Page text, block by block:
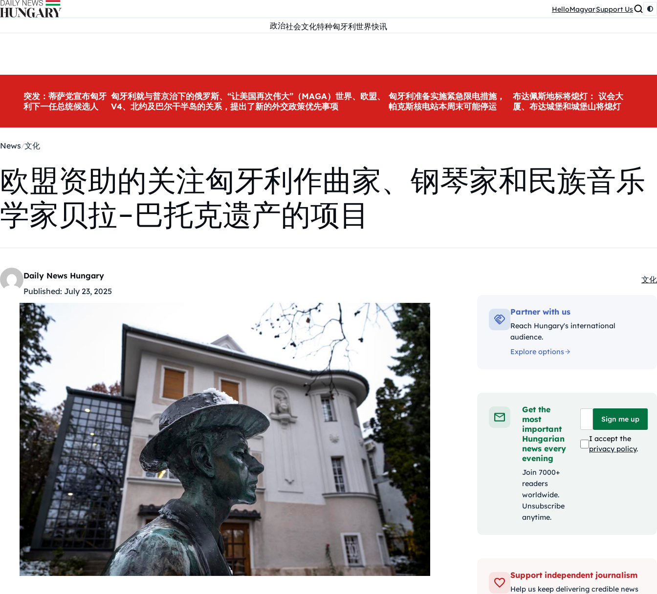
Skip to content HelloMagyarSupport Us
政治社会文化特种匈牙利世界快讯
突发：蒂萨党宣布匈牙
利下一任总统候选人
匈牙利就与普京治下的俄罗斯、“让美国再次伟大”（MAGA）世界、欧盟、
V4、北约及巴尔干半岛的关系，提出了新的外交政策优先事项
匈牙利准备实施紧急限电措施，
帕克斯核电站本周末可能停运
布达佩斯地标将熄灯： 议会大
厦、布达城堡和城堡山将熄灯
News 文化
欧盟资助的关注匈牙利作曲家、钢琴家和民族音乐
学家贝拉-巴托克遗产的项目
Daily News Hungary
Published: July 23, 2025
文化
Partner with us
Reach Hungary's international
audience.
Explore options
Get the
most
important
Hungarian
news every
evening
Join 7000+
readers
worldwide.
Unsubscribe
anytime.
Sign me up
I accept the
privacy policy.
Support independent journalism
Help us keep delivering credible news